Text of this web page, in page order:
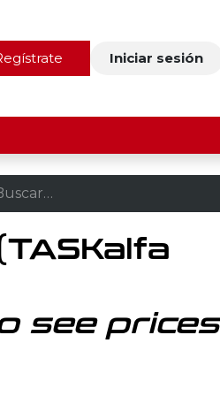
Contacto Iniciar sesión
see prices